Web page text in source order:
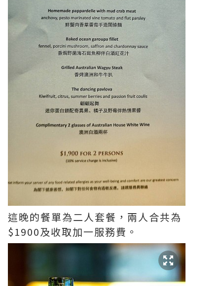
這晚的餐單為二人套餐，兩人合共為
$1900及收取加一服務費。